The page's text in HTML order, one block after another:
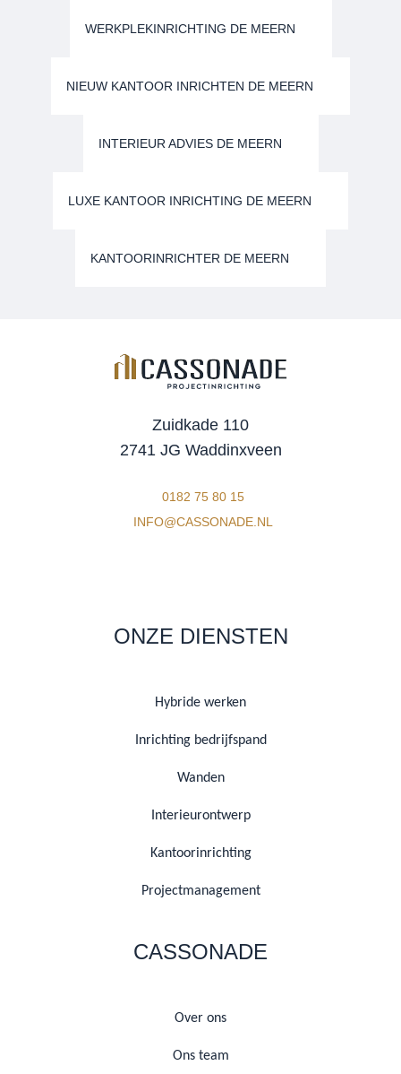
WERKPLEKINRICHTING DE MEERN
NIEUW KANTOOR INRICHTEN DE MEERN
INTERIEUR ADVIES DE MEERN
LUXE KANTOOR INRICHTING DE MEERN
KANTOORINRICHTER DE MEERN
Zuidkade 110
2741 JG Waddinxveen
0182 75 80 15
INFO@CASSONADE.NL
ONZE DIENSTEN
Hybride werken
Inrichting bedrijfspand
Wanden
Interieurontwerp
Kantoorinrichting
Projectmanagement
CASSONADE
Over ons
Ons team